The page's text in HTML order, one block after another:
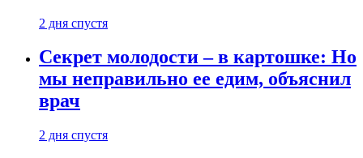
2 дня спустя
Секрет молодости – в картошке: Но
мы неправильно ее едим, объяснил
врач
2 дня спустя